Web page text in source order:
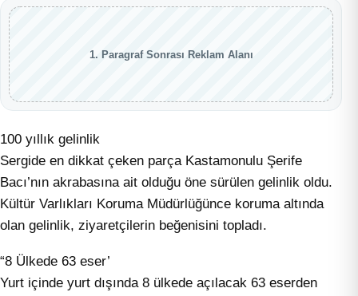
1. Paragraf Sonrası Reklam Alanı
100 yıllık gelinlik
Sergide en dikkat çeken parça Kastamonulu Şerife
Bacı’nın akrabasına ait olduğu öne sürülen gelinlik oldu.
Kültür Varlıkları Koruma Müdürlüğünce koruma altında
olan gelinlik, ziyaretçilerin beğenisini topladı.
“8 Ülkede 63 eser’
Yurt içinde yurt dışında 8 ülkede açılacak 63 eserden